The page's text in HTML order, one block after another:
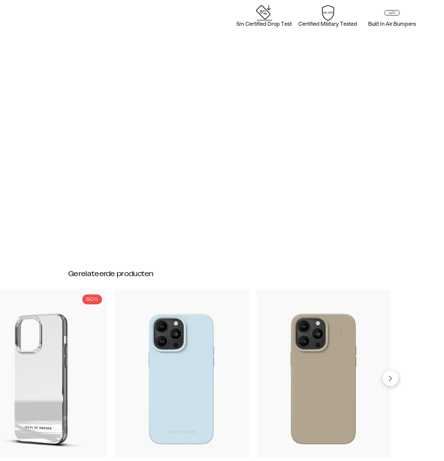
5m Certified Drop Test Certified Military Tested Built In Air Bumpers
Gerelateerde producten
50%